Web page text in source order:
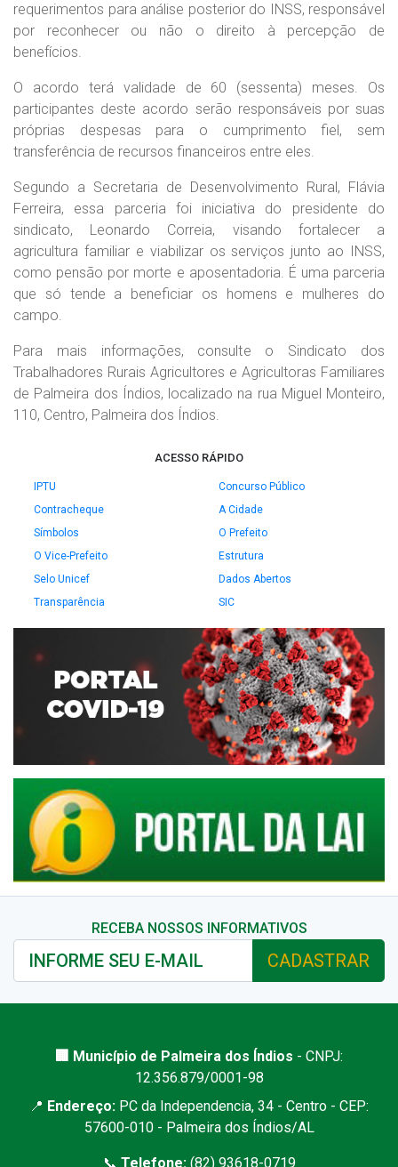
requerimentos para análise posterior do INSS, responsável
por reconhecer ou não o direito à percepção de
benefícios.
O acordo terá validade de 60 (sessenta) meses. Os
participantes deste acordo serão responsáveis por suas
próprias despesas para o cumprimento fiel, sem
transferência de recursos financeiros entre eles.
Segundo a Secretaria de Desenvolvimento Rural, Flávia
Ferreira, essa parceria foi iniciativa do presidente do
sindicato, Leonardo Correia, visando fortalecer a
agricultura familiar e viabilizar os serviços junto ao INSS,
como pensão por morte e aposentadoria. É uma parceria
que só tende a beneficiar os homens e mulheres do
campo.
Para mais informações, consulte o Sindicato dos
Trabalhadores Rurais Agricultores e Agricultoras Familiares
de Palmeira dos Índios, localizado na rua Miguel Monteiro,
110, Centro, Palmeira dos Índios.
ACESSO RÁPIDO
IPTU
Concurso Público
Contracheque
A Cidade
Símbolos
O Prefeito
O Vice-Prefeito
Estrutura
Selo Unicef
Dados Abertos
Transparência
SIC
RECEBA NOSSOS INFORMATIVOS
CADASTRAR
🏢 Município de Palmeira dos Índios - CNPJ:
12.356.879/0001-98
📍 Endereço: PC da Independencia, 34 - Centro - CEP:
57600-010 - Palmeira dos Índios/AL
📞 Telefone:(82) 93618-0719